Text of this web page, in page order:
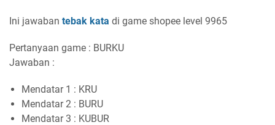
Ini jawaban tebak kata di game shopee level 9965
Pertanyaan game : BURKU
Jawaban :
Mendatar 1 : KRU
Mendatar 2 : BURU
Mendatar 3 : KUBUR